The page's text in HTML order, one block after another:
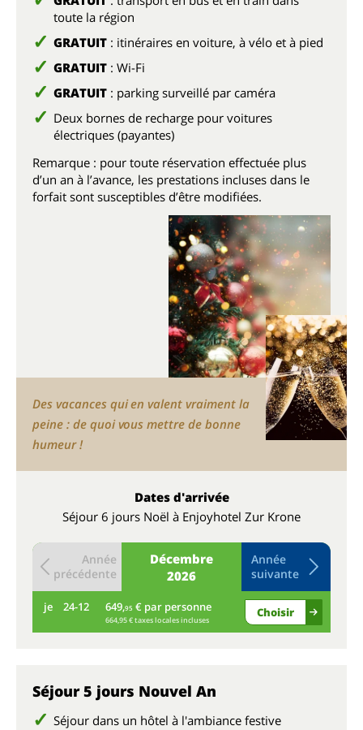
toute la région
GRATUIT : itinéraires en voiture, à vélo et à pied
GRATUIT : Wi-Fi
GRATUIT : parking surveillé par caméra
Deux bornes de recharge pour voitures
électriques (payantes)
Remarque : pour toute réservation effectuée plus
d’un an à l’avance, les prestations incluses dans le
forfait sont susceptibles d’être modifiées.
Des vacances qui en valent vraiment la
peine : de quoi vous mettre de bonne
humeur !
Dates d'arrivée
Séjour 6 jours Noël à Enjoyhotel Zur Krone
Décembre
2026
Année
précédente
Année
suivante
je 24-12 649,95 € par personne
664,95 € taxes locales incluses
Choisir
Séjour 5 jours Nouvel An
Séjour dans un hôtel à l'ambiance festive